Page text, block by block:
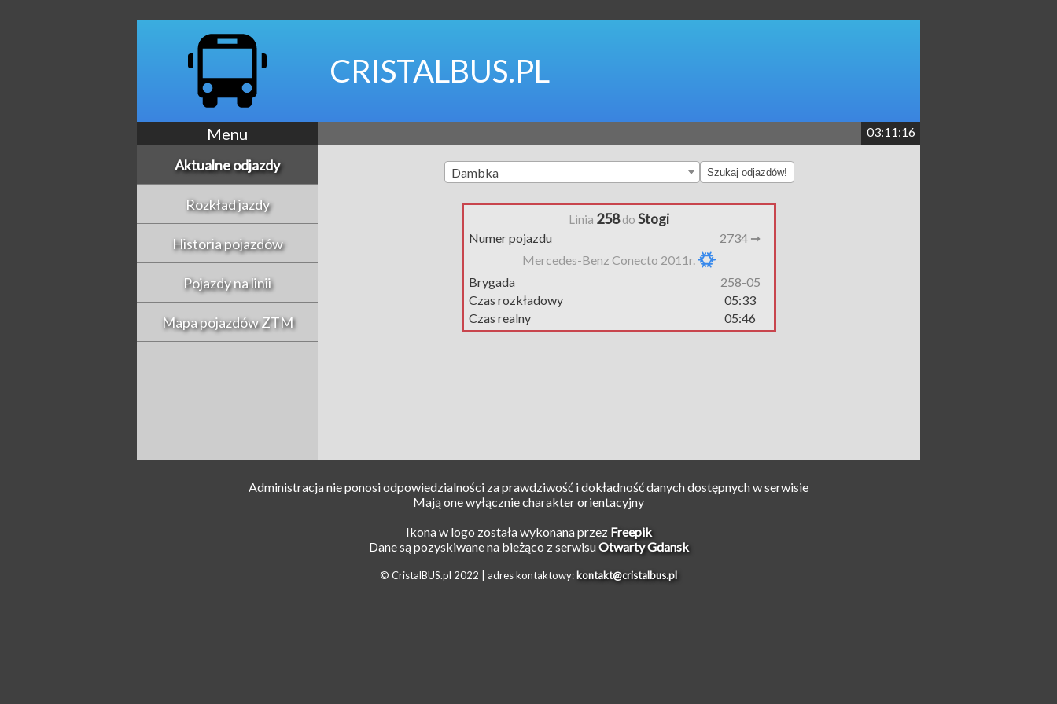
CRISTALBUS.PL
Menu 03:11:16
Aktualne odjazdy
Rozkład jazdy
Historia pojazdów
Pojazdy na linii
Mapa pojazdów ZTM
Dambka Szukaj odjazdów!
Linia 258do Stogi
Numer pojazdu
2734 ➞
Mercedes-Benz Conecto 2011r.
Brygada
258-05
Czas rozkładowy
05:33
Czas realny
05:46
Administracja nie ponosi odpowiedzialności za prawdziwość i dokładność danych dostępnych w serwisie
Mają one wyłącznie charakter orientacyjny
Ikona w logo została wykonana przez Freepik
Dane są pozyskiwane na bieżąco z serwisuOtwarty Gdansk
© CristalBUS.pl 2022 | adres kontaktowy: kontakt@cristalbus.pl